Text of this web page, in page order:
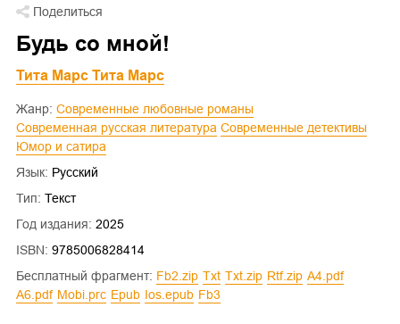
Поделиться
Будь со мной!
Тита Марс Тита Марс
Жанр:
Современные любовные романы
Современная русская литература
Современные детективы
Юмор и сатира
Язык: Русский
Тип: Текст
Год издания: 2025
ISBN: 9785006828414
Бесплатный фрагмент:
fb2.zip txt txt.zip rtf.zip
a4.pdf
a6.pdf
mobi.prc epub ios.epub fb3